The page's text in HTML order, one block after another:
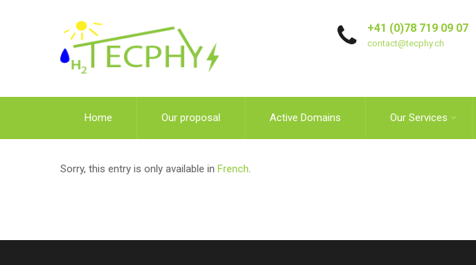
+41 (0)78 719 09 07
contact@tecphy.ch
Home Our proposal Active Domains Our Services
Sorry, this entry is only available in French.